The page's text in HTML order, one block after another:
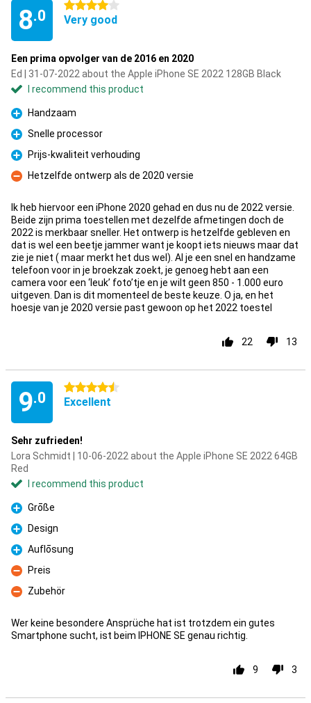
8.0
4 stars
Very good
Een prima opvolger van de 2016 en 2020
Ed | 31-07-2022 about the Apple iPhone SE 2022 128GB Black
I recommend this product
Pro
Handzaam
Pro
Snelle processor
Pro
Prijs-kwaliteit verhouding
Con
Hetzelfde ontwerp als de 2020 versie
Ik heb hiervoor een iPhone 2020 gehad en dus nu de 2022 versie.
Beide zijn prima toestellen met dezelfde afmetingen doch de
2022 is merkbaar sneller. Het ontwerp is hetzelfde gebleven en
dat is wel een beetje jammer want je koopt iets nieuws maar dat
zie je niet ( maar merkt het dus wel). Al je een snel en handzame
telefoon voor in je broekzak zoekt, je genoeg hebt aan een
camera voor een ‘leuk’ foto’tje en je wilt geen 850 - 1.000 euro
uitgeven. Dan is dit momenteel de beste keuze. O ja, en het
hoesje van je 2020 versie past gewoon op het 2022 toestel
22 13
9.0
4.5 stars
Excellent
Sehr zufrieden!
Lora Schmidt | 10-06-2022 about the Apple iPhone SE 2022 64GB
Red
I recommend this product
Pro
Grōße
Pro
Design
Pro
Auflōsung
Con
Preis
Con
Zubehör
Wer keine besondere Ansprüche hat ist trotzdem ein gutes
Smartphone sucht, ist beim IPHONE SE genau richtig.
9 3